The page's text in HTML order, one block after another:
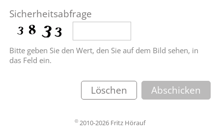
Sicherheitsabfrage
Bitte geben Sie den Wert, den Sie auf dem Bild sehen, in
das Feld ein.
Löschen Abschicken
© 2010-2026 Fritz Hörauf